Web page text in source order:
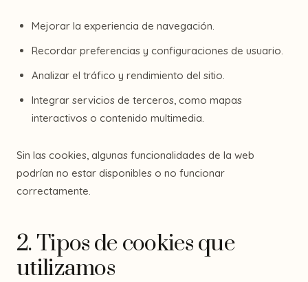
Mejorar la experiencia de navegación.
Recordar preferencias y configuraciones de usuario.
Analizar el tráfico y rendimiento del sitio.
Integrar servicios de terceros, como mapas
interactivos o contenido multimedia.
Sin las cookies, algunas funcionalidades de la web
podrían no estar disponibles o no funcionar
correctamente.
2. Tipos de cookies que
utilizamos